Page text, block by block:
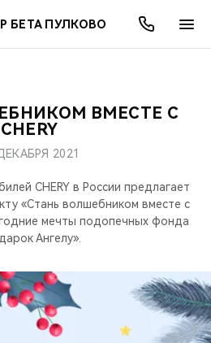
БЕТА ПУЛКОВО
МОДЕЛИ
CHERY
АКЦИИ
СЕРВИСЫВМЕСТЕ С
CHERY
2021
CHERY в России предлагает
«Стань волшебником вместе с
мечты подопечных фонда
Ангелу».